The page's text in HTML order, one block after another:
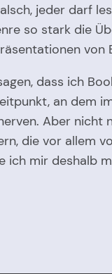
jeder darf
so stark die
dass ich
an dem
Aber nicht
die vor allem
ich mir deshalb